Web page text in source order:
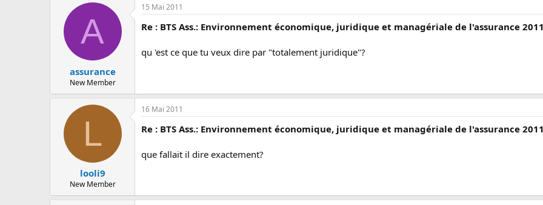
A
assurance
New Member
15 Mai 2011
Re : BTS Ass.: Environnement économique, juridique et managériale de l'assurance 2011
qu 'est ce que tu veux dire par "totalement juridique"?
L
looli9
New Member
16 Mai 2011
Re : BTS Ass.: Environnement économique, juridique et managériale de l'assurance 2011
que fallait il dire exactement?